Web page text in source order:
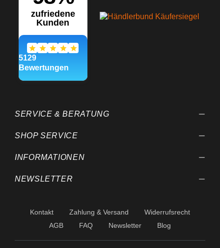
SERVICE & BERATUNG
SHOP SERVICE
INFORMATIONEN
NEWSLETTER
Kontakt Zahlung & Versand
Widerrufsrecht
AGB
FAQ Newsletter Blog